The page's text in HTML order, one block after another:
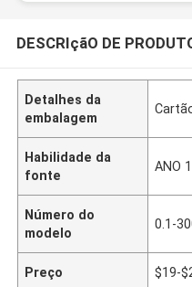
DESCRIçãO DE
Detalhes da
embalagem
Habilidade da
fonte
ANO
Número do
modelo
0.1-
Preço $19-